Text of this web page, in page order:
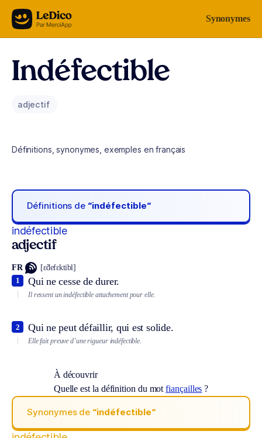
Aller au contenu Synonymes
Indéfectible
adjectif
Définitions, synonymes, exemples en français
Définitions de “indéfectible“
indéfectible
adjectif
FR [ɛ̃defɛktibl]
Qui ne cesse de durer.
1
Il ressent un indéfectible attachement pour elle.
Qui ne peut défaillir, qui est solide.
2
Elle fait preuve d’une rigueur indéfectible.
À découvrir
Quelle est la définition du motfiançailles ?
Synonymes de “indéfectible“